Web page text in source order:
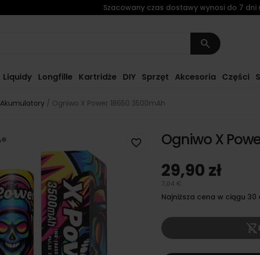
search
Liquidy Longfille Kartridże DIY Sprzęt Akcesoria Części
Szacowany czas dostawy wynosi do 7 dni
Akumulatory Ogniwo X Power 18650 3500mAh
favorite_border Ogniwo X
29,90 zł
7,04 €
Najniższa cena w ciągu
shopping_cart_off